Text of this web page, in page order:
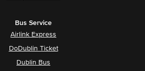
Bus Service
Airlink Express
DoDublin Ticket
Dublin Bus